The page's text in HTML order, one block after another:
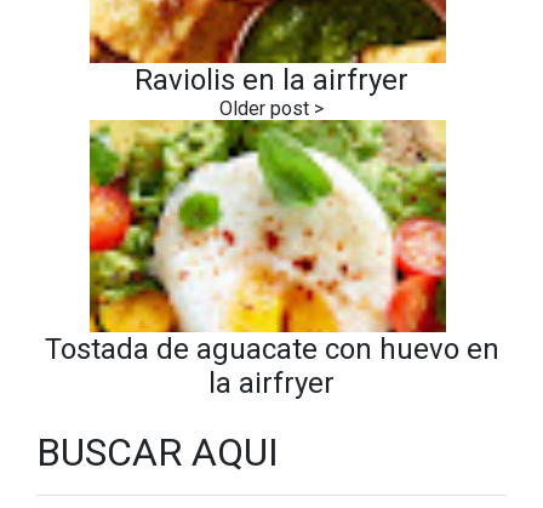
Raviolis en la airfryer
Tostada de aguacate con huevo en
la airfryer
BUSCAR AQUI